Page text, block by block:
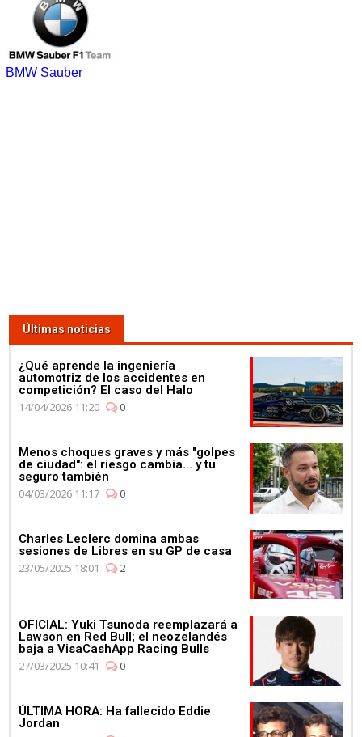
BMW Sauber
Últimas noticias
¿Qué aprende la ingeniería
automotriz de los accidentes en
competición? El caso del Halo
14/04/2026 11:20
0
Menos choques graves y más "golpes
de ciudad": el riesgo cambia... y tu
seguro también
04/03/2026 11:17
0
Charles Leclerc domina ambas
sesiones de Libres en su GP de casa
23/05/2025 18:01
2
OFICIAL: Yuki Tsunoda reemplazará a
Lawson en Red Bull; el neozelandés
baja a VisaCashApp Racing Bulls
27/03/2025 10:41
0
ÚLTIMA HORA: Ha fallecido Eddie
Jordan